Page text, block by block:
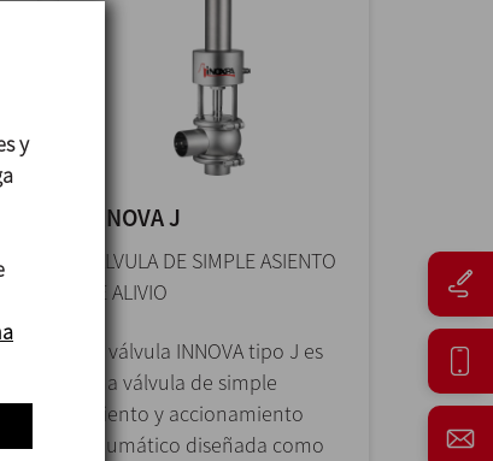
INNOVA J
VÁLVULA DE SIMPLE ASIENTO
DE ALIVIO
La válvula INNOVA tipo J es
una válvula de simple
asiento y accionamiento
neumático diseñada como
y